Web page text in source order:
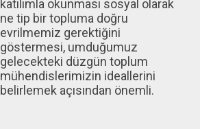
katılımla okunması sosyal olarak
ne tip bir topluma doğru
evrilmemiz gerektiğini
göstermesi, umduğumuz
gelecekteki düzgün toplum
mühendislerimizin ideallerini
belirlemek açısından önemli.